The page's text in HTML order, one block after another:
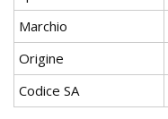
Marchio
Origine
Codice SA